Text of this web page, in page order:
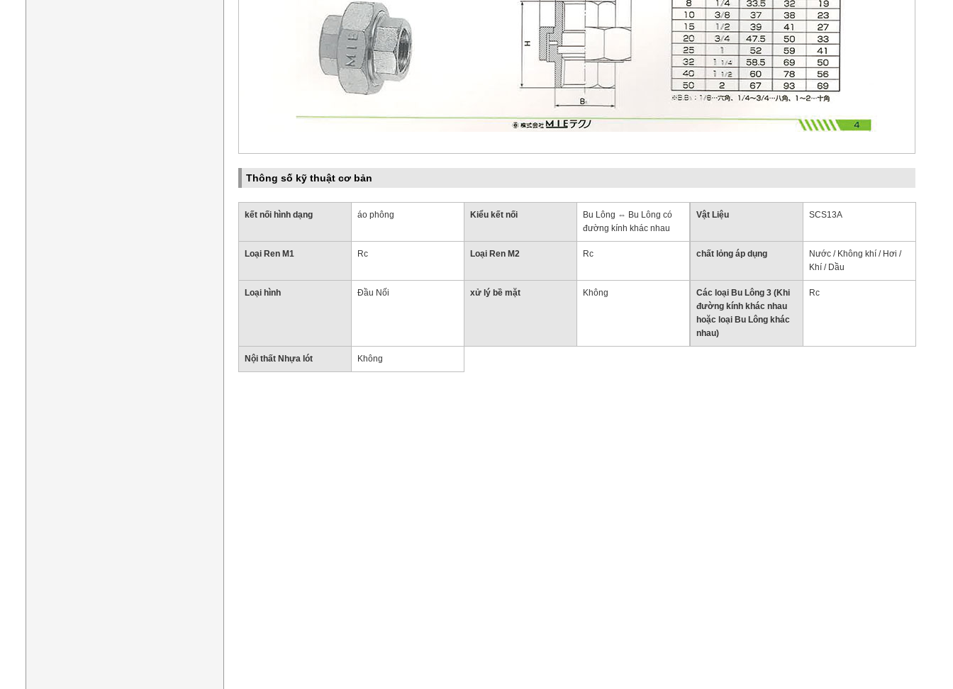
Thông số kỹ thuật cơ bản
kết nối hình dạng áo phông Kiểu kết nối
Bu Lông ⇔ Bu Lông có
đường kính khác nhau
Vật Liệu SCS13A
Loại Ren M1 Rc Loại Ren M2 Rc chất lỏng áp dụng
Nước / Không khí / Hơi /
Khí / Dầu
Loại hình Đầu Nối xử lý bề mặt Không
Các loại Bu Lông 3 (Khi
đường kính khác nhau
hoặc loại Bu Lông khác
nhau)
Rc
Nội thất Nhựa lót Không